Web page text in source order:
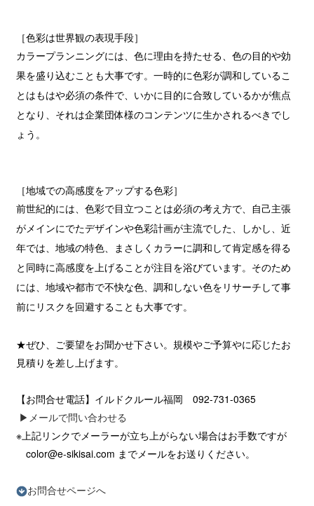
［色彩は世界観の表現手段］
カラープランニングには、色に理由を持たせる、色の目的や効
果を盛り込むことも大事です。一時的に色彩が調和しているこ
とはもはや必須の条件で、いかに目的に合致しているかが焦点
となり、それは企業団体様のコンテンツに生かされるべきでし
ょう。
［地域での高感度をアップする色彩］
前世紀的には、色彩で目立つことは必須の考え方で、自己主張
がメインにでたデザインや色彩計画が主流でした、しかし、近
年では、地域の特色、まさしくカラーに調和して肯定感を得る
と同時に高感度を上げることが注目を浴びています。そのため
には、地域や都市で不快な色、調和しない色をリサーチして事
前にリスクを回避することも大事です。
★ぜひ、ご要望をお聞かせ下さい。規模やご予算やに応じたお
見積りを差し上げます。
【お問合せ電話】イルドクルール福岡 092-731-0365
▶︎メールで問い合わせる
※上記リンクでメーラーが立ち上がらない場合はお手数ですが
color@e-sikisai.com までメールをお送りください。
お問合せページへ